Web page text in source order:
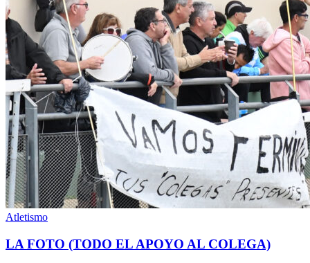
Atletismo
LA FOTO (TODO EL APOYO AL COLEGA)